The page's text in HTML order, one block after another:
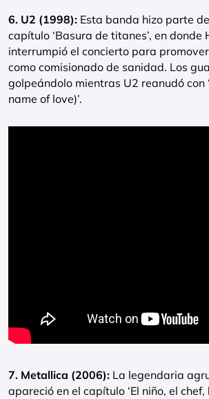
6. U2 (1998): Esta banda hizo parte
capítulo ‘Basura de titanes’, en donde
interrumpió el concierto para
como comisionado de sanidad. Los
golpeándolo mientras U2 reanudó con
name of love)’.
7. Metallica (2006): La legendaria
apareció en el capítulo ‘El niño, el